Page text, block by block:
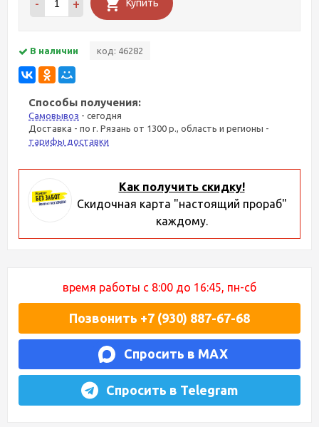
- + Купить
В наличии код: 46282
Способы получения:
Самовывоз - сегодня
Доставка - по г. Рязань от 1300 р., область и регионы -
тарифы доставки
Как получить скидку!
Скидочная карта "настоящий прораб"
каждому.
время работы с 8:00 до 16:45, пн-сб
Позвонить +7 (930) 887-67-68
Спросить в MAX
Спросить в Telegram